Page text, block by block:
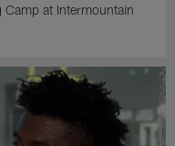
at Intermountain